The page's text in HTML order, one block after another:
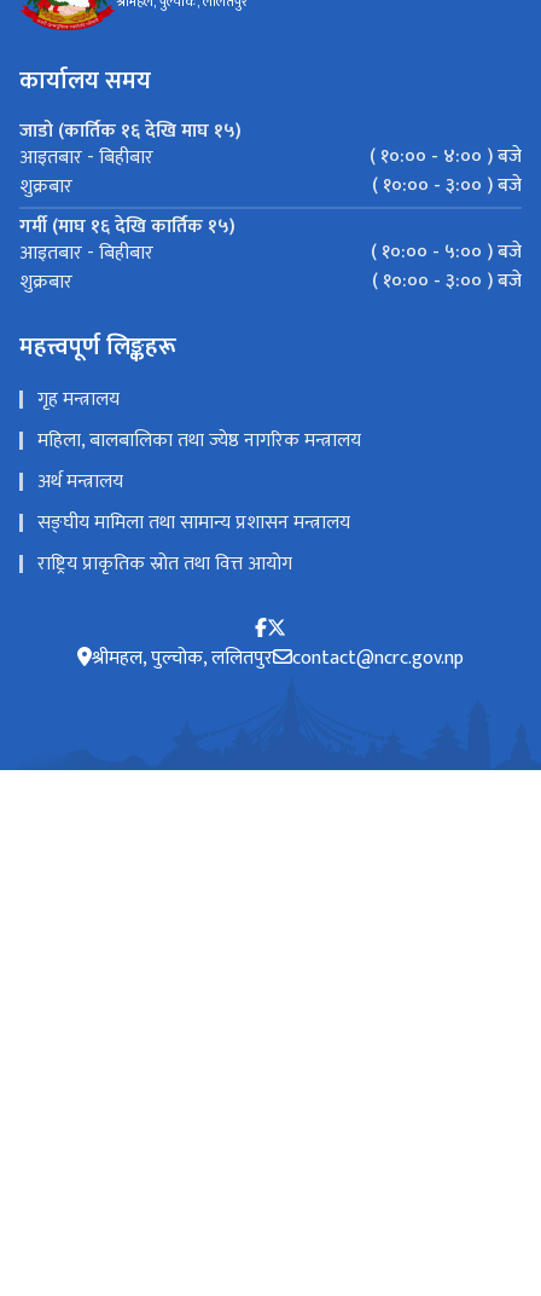
कार्यालय समय
जाडो (कार्तिक १६ देखि माघ १५)
आइतबार - बिहीबार
( १०:०० - ४:०० ) बजे
शुक्रबार
( १०:०० - ३:०० ) बजे
गर्मी (माघ १६ देखि कार्तिक १५)
आइतबार - बिहीबार
( १०:०० - ५:०० ) बजे
शुक्रबार
( १०:०० - ३:०० ) बजे
महत्त्वपूर्ण लिङ्कहरू
गृह मन्त्रालय
महिला, बालबालिका तथा ज्येष्ठ नागरिक मन्त्रालय
अर्थ मन्त्रालय
सङ्‍घीय मामिला तथा सामान्य प्रशासन मन्त्रालय
राष्ट्रिय प्राकृतिक स्रोत तथा वित्त आयोग
श्रीमहल, पुल्चोक, ललितपुर contact@ncrc.gov.np